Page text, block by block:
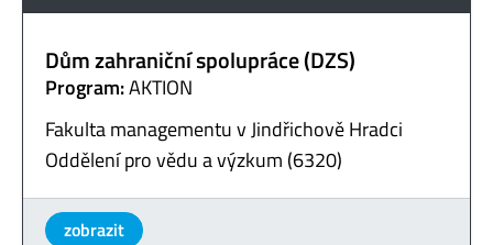
Dům zahraniční spolupráce (DZS)
Program:AKTION
Fakulta managementu v Jindřichově Hradci
Oddělení pro vědu a výzkum (6320)
zobrazit